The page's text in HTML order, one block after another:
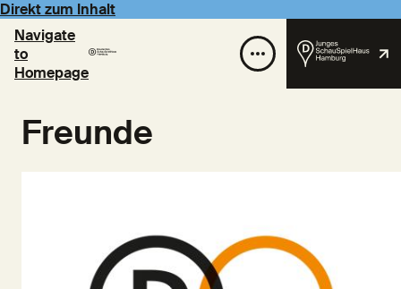
Direkt zum Inhalt
Navigate
to
Homepage
Freunde